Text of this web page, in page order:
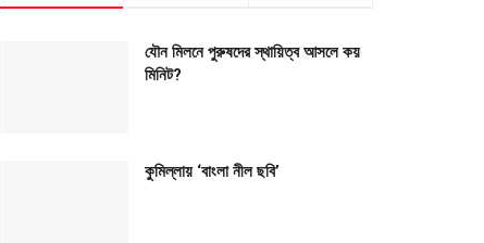
যৌন মিলনে পুরুষদের স্থায়িত্ব আসলে কয়
মিনিট?
কুমিল্লায় ‘বাংলা নীল ছবি’